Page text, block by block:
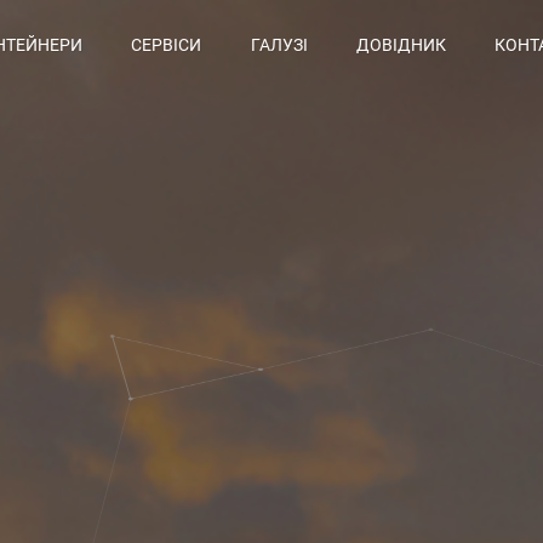
СЕРВІСИ ГАЛУЗІ ДОВІДНИК